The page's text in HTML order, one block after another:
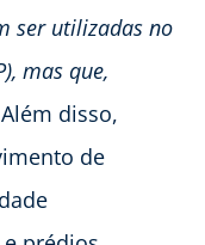
ser utilizadas no
mas que,
disso,
de